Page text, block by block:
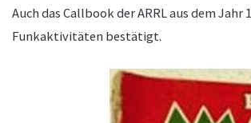
Auch das Callbook der ARRL aus dem
Funkaktivitäten bestätigt.